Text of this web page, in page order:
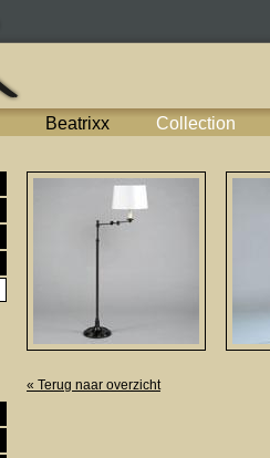
Beatrixx Collection
« Terug naar overzicht